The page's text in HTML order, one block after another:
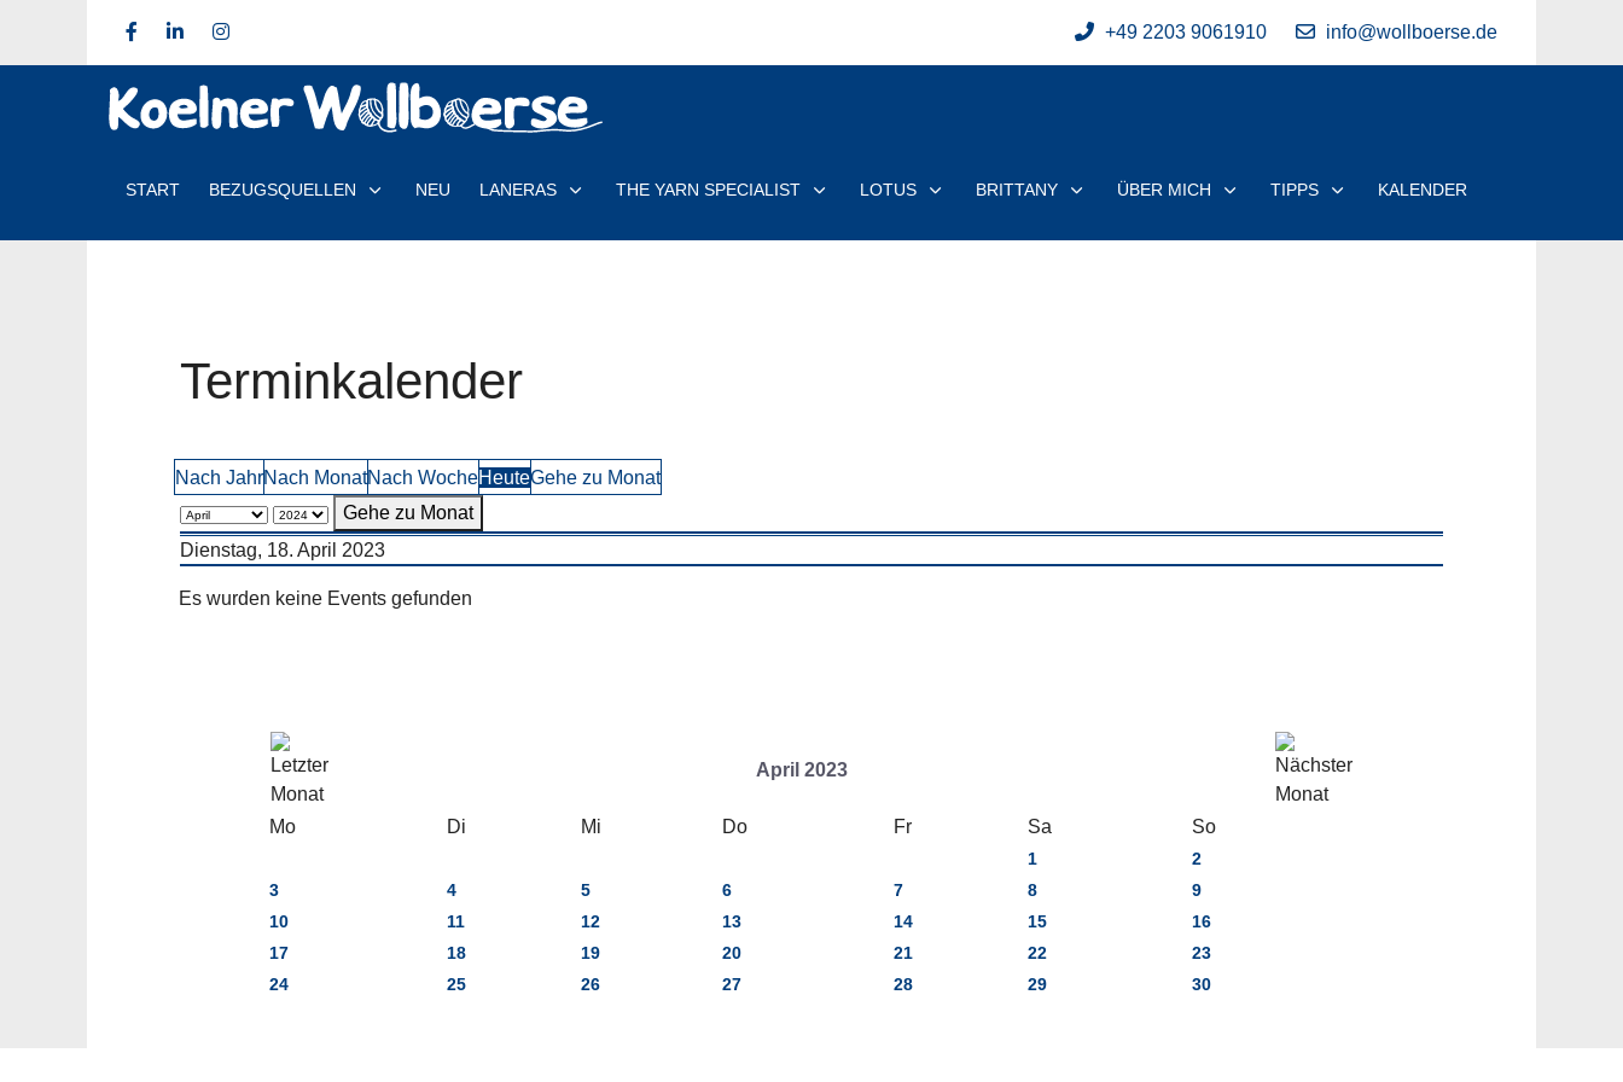
+49 2203 9061910 info@wollboerse.de
START BEZUGSQUELLEN NEU LANERAS THE YARN SPECIALIST LOTUS BRITTANY ÜBER MICH TIPPS KALENDER
Terminkalender
Nach JahrNach MonatNach WocheHeuteGehe zu Monat
Gehe zu Monat
Dienstag, 18. April 2023
Es wurden keine Events gefunden
April 2023
Mo Di Mi Do Fr Sa So
1
2
3
4 5 6 7 8
9
10
11 12 13 14 15
16
17
18 19 20 21 22
23
24
25 26 27 28 29 30